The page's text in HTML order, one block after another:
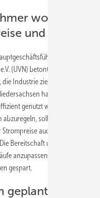
wollen
und bieten
der
(UVN) betonte auf der
die Industrie ziehe dorthin, wo sie
habe daher eine
genutzt werden: „Statt
abzuregeln, sollten wir prüfen, ob
auch ihre Energie
Die Bereitschaft und das Potenzial
anzupassen. Gleichzeitig
gespart.
geplanten